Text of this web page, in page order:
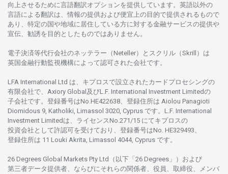
向上さ せるために言語翻訳オプションを提供しています。 英語以外の
言語による翻訳は、 情報の提供および便宜上の 目的で提供さ れるもので
あり、 特定の国や地域に居住している方に対する金融サービスの提供や
宣伝、 勧誘を 目的としたものではありません。
電子決済等代行会社のネッテラー （Neteller）と スクリル （Skrill）は
英国金融行動監視機構によって認可さ れた会社です。
LFA International Ltd は、 キプロスで設立さ れた カードプロセシングの
有限会社で、Axiory Global 及びL.F. International Investment Limitedの
子会社です。 登録番号はNo.HE422638、 登録住所は Aiolou Panagioti
Diomidous 9, Katholiki, Limassol 3020, Cyprus です。L.F. International
Investment Limitedは、 ライセンスNo.271/15 にてキプロスの
投資会社として許認可を受けており、 登録番号はNo. HE329493、
登録住所は 11 Louki Akrita, Limassol 4044, Cyprus です。
26 Degrees Global Markets Pty Ltd（以下「26 Degrees」） および
第三者データ提供者、ならびにそれらの関係者、役員、取締役、メンバ